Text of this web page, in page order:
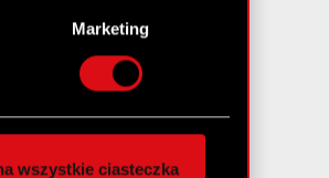
preferencje w
chwili.
i
Marketing
wszystkie ciasteczka